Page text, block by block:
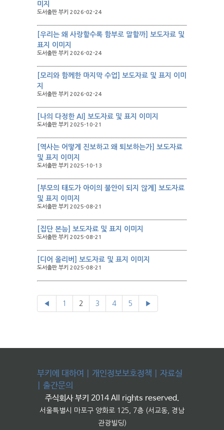
미지
도서출판 부키 2026-02-24
[우리는 왜 사랑할수록 함부로 말할까] 보도자료 및
표지 이미지
도서출판 부키 2026-02-24
[모리와 함께한 마지막 수업] 보도자료 및 표지 이미
지
도서출판 부키 2026-02-24
[나의 다정한 AI] 보도자료 및 표지 이미지
도서출판 부키 2025-10-21
[역사는 어떻게 진보하고 왜 퇴보하는가] 보도자료
및 표지 이미지
도서출판 부키 2025-10-13
[부모의 태도가 아이의 불안이 되지 않게] 보도자료
및 표지 이미지
도서출판 부키 2025-08-21
[집단 본능] 보도자료 및 표지 이미지
도서출판 부키 2025-08-21
[디어 올리버] 보도자료 및 표지 이미지
도서출판 부키 2025-08-21
◀ 1 2 3 4 5 ▶
부키에 대하여 개인정보보호정책
자료실
출간문의
주식회사 부키 2014 All rights reserved.
서울특별시 마포구 양화로 125, 7층 (서교동, 경남
관광빌딩)